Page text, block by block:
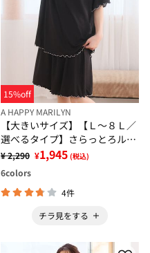
15%off
A HAPPY MARILYN
【大きいサイズ】【Ｌ～８Ｌ／
選べるタイプ】さらっとろルー
ムウェアセット
¥ 2,290 ¥1,945 (税込)
6colors
4件
チラ見をする